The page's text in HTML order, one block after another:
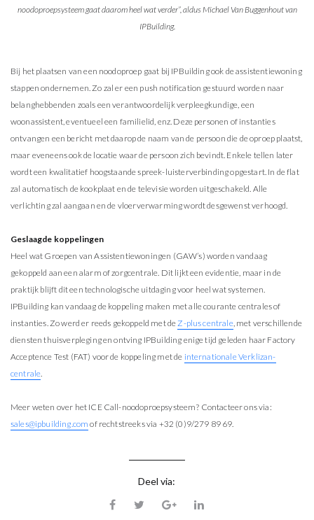
noodoproepsysteem gaat daarom heel wat verder”, aldus Michael Van Buggenhout van
IPBuilding.
Bij het plaatsen van een noodoproep gaat bij IPBuilding ook de assistentiewoning
stappen ondernemen. Zo zal er een push notification gestuurd worden naar
belanghebbenden zoals een verantwoordelijk verpleegkundige, een
woonassistent, eventueel een familielid, enz. Deze personen of instanties
ontvangen een bericht met daarop de naam van de persoon die de oproep plaatst,
maar eveneens ook de locatie waar de persoon zich bevindt. Enkele tellen later
wordt een kwalitatief hoogstaande spreek-luisterverbinding opgestart. In de flat
zal automatisch de kookplaat en de televisie worden uitgeschakeld. Alle
verlichting zal aangaan en de vloerverwarming wordt desgewenst verhoogd.
Geslaagde koppelingen
Heel wat Groepen van Assistentiewoningen (GAW’s) worden vandaag
gekoppeld aan een alarm of zorgcentrale. Dit lijkt een evidentie, maar in de
praktijk blijft dit een technologische uitdaging voor heel wat systemen.
IPBuilding kan vandaag de koppeling maken met alle courante centrales of
instanties. Zo werd er reeds gekoppeld met de Z-plus centrale, met verschillende
diensten thuisverpleging en ontving IPBuilding enige tijd geleden haar Factory
Acceptence Test (FAT) voor de koppeling met de internationale Verklizan-
centrale
Meer weten over het ICE Call-noodoproepsysteem? Contacteer ons via:
sales@ipbuilding.com of rechtstreeks via +32 (0)9/279 89 69.
Deel via: